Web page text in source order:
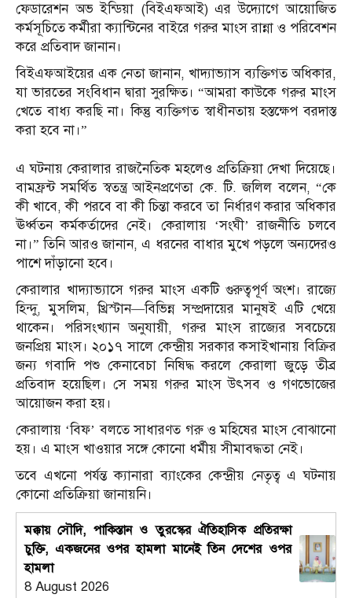
ফেডারেশন অভ ইন্ডিয়া (বিইএফআই) এর উদ্যোগে আয়োজিত
কর্মসূচিতে কর্মীরা ক্যান্টিনের বাইরে গরুর মাংস রান্না ও পরিবেশন
করে প্রতিবাদ জানান।
বিইএফআইয়ের এক নেতা জানান, খাদ্যাভ্যাস ব্যক্তিগত অধিকার,
যা ভারতের সংবিধান দ্বারা সুরক্ষিত। “আমরা কাউকে গরুর মাংস
খেতে বাধ্য করছি না। কিন্তু ব্যক্তিগত স্বাধীনতায় হস্তক্ষেপ বরদাস্ত
করা হবে না।”
এ ঘটনায় কেরালার রাজনৈতিক মহলেও প্রতিক্রিয়া দেখা দিয়েছে।
বামফ্রন্ট সমর্থিত স্বতন্ত্র আইনপ্রণেতা কে. টি. জলিল বলেন, “কে
কী খাবে, কী পরবে বা কী চিন্তা করবে তা নির্ধারণ করার অধিকার
ঊর্ধ্বতন কর্মকর্তাদের নেই। কেরালায় ‘সংঘী’ রাজনীতি চলবে
না।” তিনি আরও জানান, এ ধরনের বাধার মুখে পড়লে অন্যদেরও
পাশে দাঁড়ানো হবে।
কেরালার খাদ্যাভ্যাসে গরুর মাংস একটি গুরুত্বপূর্ণ অংশ। রাজ্যে
হিন্দু, মুসলিম, খ্রিস্টান—বিভিন্ন সম্প্রদায়ের মানুষই এটি খেয়ে
থাকেন। পরিসংখ্যান অনুযায়ী, গরুর মাংস রাজ্যের সবচেয়ে
জনপ্রিয় মাংস। ২০১৭ সালে কেন্দ্রীয় সরকার কসাইখানায় বিক্রির
জন্য গবাদি পশু কেনাবেচা নিষিদ্ধ করলে কেরালা জুড়ে তীব্র
প্রতিবাদ হয়েছিল। সে সময় গরুর মাংস উৎসব ও গণভোজের
আয়োজন করা হয়।
কেরালায় ‘বিফ’ বলতে সাধারণত গরু ও মহিষের মাংস বোঝানো
হয়। এ মাংস খাওয়ার সঙ্গে কোনো ধর্মীয় সীমাবদ্ধতা নেই।
তবে এখনো পর্যন্ত ক্যানারা ব্যাংকের কেন্দ্রীয় নেতৃত্ব এ ঘটনায়
কোনো প্রতিক্রিয়া জানায়নি।
মক্কায় সৌদি, পাকিস্তান ও তুরস্কের ঐতিহাসিক প্রতিরক্ষা
চুক্তি, একজনের ওপর হামলা মানেই তিন দেশের ওপর
হামলা
8 August 2026